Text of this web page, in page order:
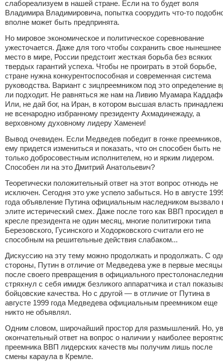
слабореализуем в нашей стране. Если на то будет воля
Владимира Владимировича, попытка соорудить что-то
вполне может быть предпринята.
Но мировое экономическое и политическое соревнование
ужесточается. Даже для того чтобы сохранить свое нынешнее
место в мире, России предстоит жесткая борьба без всяких
твердых гарантий успеха. Чтобы не проиграть в этой борьбе,
стране нужна конкурентоспособная и современная система
руководства. Вариант с зицпреемником под это определение
ли подходит. Не равняться же нам на Ливию Муамара
Или, не дай бог, на Иран, в котором высшая власть
не всенародно избранному президенту Ахмадинежаду, а
верховному духовному лидеру Хаменеи!
Вывод очевиден. Если Медведев победит в гонке преемников,
ему придется измениться и показать, что он способен быть не
только добросовестным исполнителем, но и ярким лидером.
Способен ли на это Дмитрий Анатольевич?
Теоретически положительный ответ на этот вопрос отнюдь не
исключен. Сегодня это уже успело забыться. Но в августе
года объявление Путина официальным наследником вызвало
элите истерический смех. Даже после того как ВВП просидел в
кресле президента не один месяц, многие политигроки типа
Березовского, Гусинского и Ходорковского считали его не
способным на решительные действия слабаком...
Дискуссию на эту тему можно продолжать и продолжать. С
стороны, Путин в отличие от Медведева уже в первые месяцы
после своего превращения в официального
стряхнул с себя имидж безликого аппаратчика и стал
бойцовские качества. Но с другой — в отличие от Путина в
августе 1999 года Медведева официальным преемником еще
никто не объявлял.
Одним словом, широчайший простор для размышлений. Но,
окончательный ответ на вопрос о наличии у наиболее
преемника ВВП лидерских качеств мы получим лишь после
смены караула в Кремле.